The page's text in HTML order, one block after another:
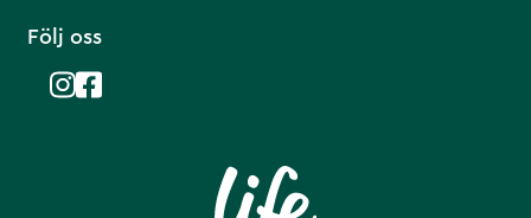
Följ oss